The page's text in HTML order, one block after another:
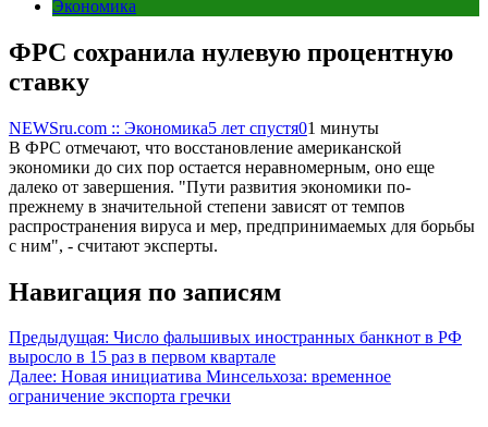
Экономика
ФРС сохранила нулевую процентную
ставку
NEWSru.com :: Экономика5 лет спустя01 минуты
В ФРС отмечают, что восстановление американской
экономики до сих пор остается неравномерным, оно еще
далеко от завершения. "Пути развития экономики по-
прежнему в значительной степени зависят от темпов
распространения вируса и мер, предпринимаемых для борьбы
с ним", - считают эксперты.
Навигация по записям
Предыдущая: Число фальшивых иностранных банкнот в РФ
выросло в 15 раз в первом квартале
Далее: Новая инициатива Минсельхоза: временное
ограничение экспорта гречки